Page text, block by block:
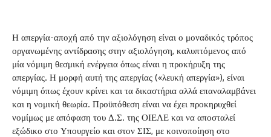
Η απεργία-αποχή από την αξιολόγηση είναι ο μοναδικός τρόπος
οργανωμένης αντίδρασης στην αξιολόγηση, καλυπτόμενος από
μία νόμιμη θεσμική ενέργεια όπως είναι η προκήρυξη της
απεργίας. Η μορφή αυτή της απεργίας («λευκή απεργία»), είναι
νόμιμη όπως έχουν κρίνει και τα δικαστήρια αλλά επαναλαμβάνει
και η νομική θεωρία. Προϋπόθεση είναι να έχει προκηρυχθεί
νομίμως με απόφαση του Δ.Σ. της ΟΙΕΛΕ και να αποσταλεί
εξώδικο στο Υπουργείο και στον ΣΙΣ, με κοινοποίηση στο